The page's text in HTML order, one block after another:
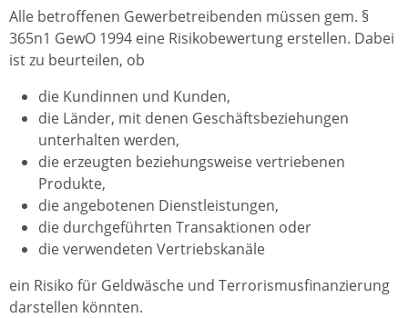
Alle betroffenen Gewerbetreibenden müssen gem. §
365n1 GewO 1994 eine Risikobewertung erstellen. Dabei
ist zu beurteilen, ob
die Kundinnen und Kunden,
die Länder, mit denen Geschäftsbeziehungen
unterhalten werden,
die erzeugten beziehungsweise vertriebenen
Produkte,
die angebotenen Dienstleistungen,
die durchgeführten Transaktionen oder
die verwendeten Vertriebskanäle
ein Risiko für Geldwäsche und Terrorismusfinanzierung
darstellen könnten.